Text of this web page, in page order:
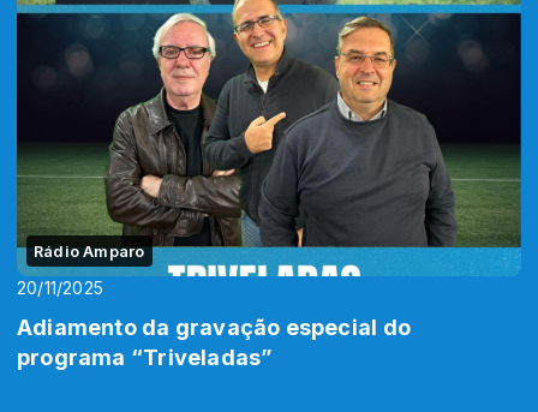
Rádio Amparo
20/11/2025
Adiamento da gravação especial do
programa “Triveladas”